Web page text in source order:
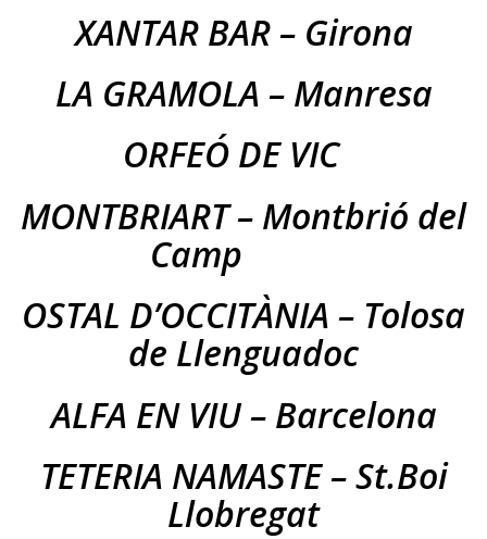
XANTAR BAR – Girona
LA GRAMOLA – Manresa
ORFEÓ DE VIC
MONTBRIART – Montbrió del
Camp
OSTAL D’OCCITÀNIA – Tolosa
de Llenguadoc
ALFA EN VIU – Barcelona
TETERIA NAMASTE – St.Boi
Llobregat